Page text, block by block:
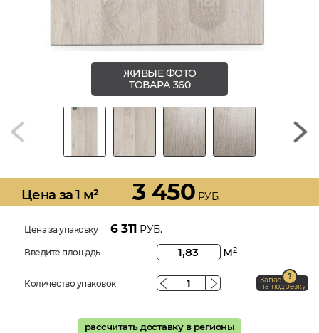
ЖИВЫЕ ФОТО
ТОВАРА 360
Цена за 1 м² 3 450 РУБ.
Цена за упаковку 6 311 РУБ.
Введите площадь м2
Количество упаковок Запас
на подрезку
рассчитать доставку в регионы